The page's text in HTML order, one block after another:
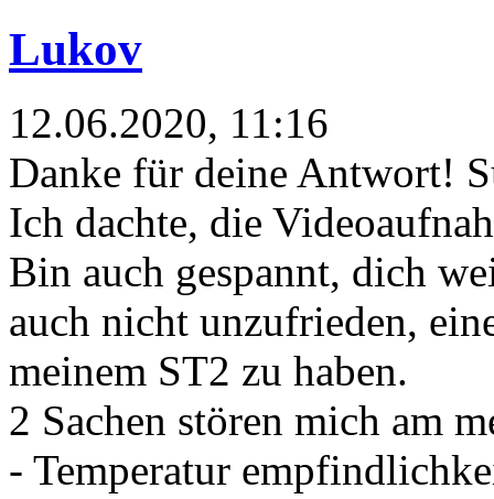
Lukov
12.06.2020, 11:16
Danke für deine Antwort!
Ich dachte, die
Bin auch gespannt, dich
auch nicht unzufrieden,
meinem ST2 zu haben.
2 Sachen stören mich am
- Temperatur